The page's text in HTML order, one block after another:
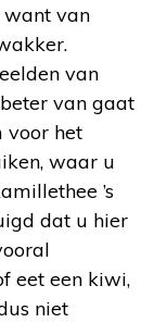
want van
van
van gaat
voor het
waar u
’s
dat u hier
eet een kiwi,
niet